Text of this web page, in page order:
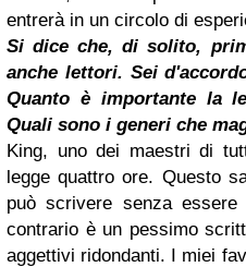
entrerà in un circolo di
Si dice che, di solito,
anche lettori. Sei
Quanto è importante la
Quali sono i generi che
King, uno dei maestri di
legge quattro ore. Questo
può scrivere senza
contrario è un pessimo
aggettivi ridondanti. I miei